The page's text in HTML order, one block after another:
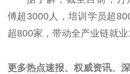
傅超3000人，培训学员超
超800家，带动全产业链就业
更多热点速报、权威资讯、